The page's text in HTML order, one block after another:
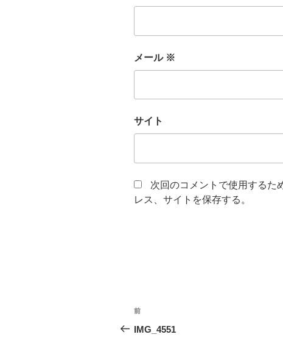
メール ※
サイト
次回のコメントで使用するた
レス、サイトを保存する。
投
稿
前
の
前
IMG_4551